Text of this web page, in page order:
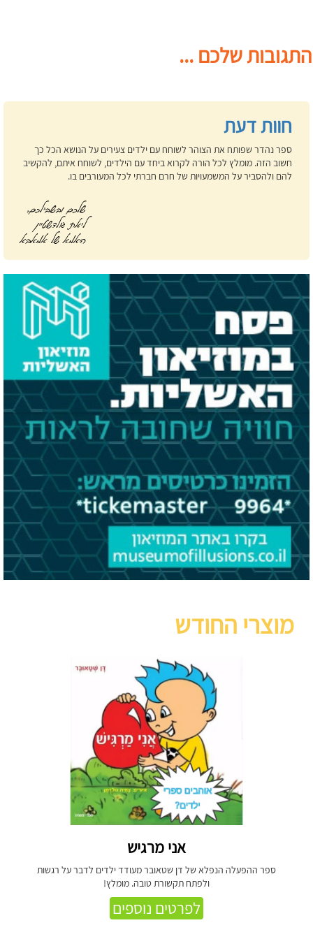
התגובות שלכם ...
חוות דעת
ספר נהדר שפותח את הצוהר לשוחח עם ילדים צעירים על הנושא הכל כך
חשוב הזה. מומלץ לכל הורה לקרוא ביחד עם הילדים, לשוחח איתם, להקשיב
להם ולהסביר על המשמעויות של חרם חברתי לכל המעורבים בו.
מוצרי החודש
אני מרגיש
ספר ההפעלה הנפלא של דן שטאובר מעודד ילדים לדבר על רגשות
ולפתח תקשורת טובה. מומלץ!
לפרטים נוספים